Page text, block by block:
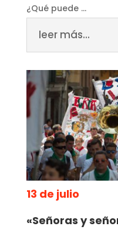
¿Qué puede …
leer más...
13 de julio
«Señoras y